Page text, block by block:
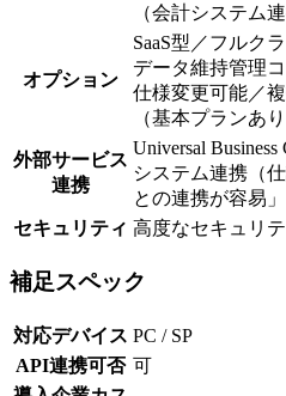
（会計システム連
オプション
SaaS型／フルク
データ維持管理
仕様変更可能／
（基本プランあり
外部サービス
連携
Universal
システム連携（
との連携が容易」
セキュリティ 高度なセキュリ
補足スペック
対応デバイス PC / SP
API連携可否 可